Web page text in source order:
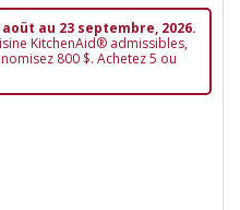
au 23 septembre, 2026.
KitchenAid® admissibles,
800 $. Achetez 5 ou